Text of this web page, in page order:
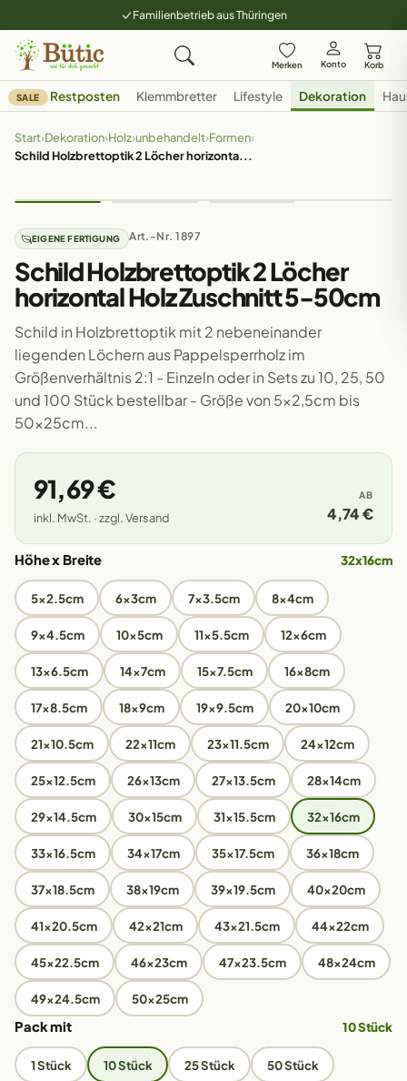
Familienbetrieb aus Thüringen
Merken Konto Korb
SALE Restposten Klemmbretter Lifestyle Dekoration
Start›Dekoration›Holz›unbehandelt›Formen›
Schild Holzbrettoptik 2 Löcher horizonta...
EIGENE FERTIGUNG Art.-Nr. 1897
Schild Holzbrettoptik 2 Löcher
horizontal Holz Zuschnitt 5-50cm
Schild in Holzbrettoptik mit 2 nebeneinander
liegenden Löchern aus Pappelsperrholz im
Größenverhältnis 2:1 - Einzeln oder in Sets zu 10, 25, 50
und 100 Stück bestellbar - Größe von 5x2,5cm bis
50x25cm...
91,69 €
inkl. MwSt. · zzgl. Versand
AB
4,74 €
Höhe x Breite 32x16cm
5x2.5cm 6x3cm 7x3.5cm 8x4cm
9x4.5cm 10x5cm 11x5.5cm 12x6cm
13x6.5cm 14x7cm 15x7.5cm 16x8cm
17x8.5cm 18x9cm 19x9.5cm 20x10cm
21x10.5cm 22x11cm 23x11.5cm 24x12cm
25x12.5cm 26x13cm 27x13.5cm 28x14cm
29x14.5cm 30x15cm 31x15.5cm 32x16cm
33x16.5cm 34x17cm 35x17.5cm 36x18cm
37x18.5cm 38x19cm 39x19.5cm 40x20cm
41x20.5cm 42x21cm 43x21.5cm 44x22cm
45x22.5cm 46x23cm 47x23.5cm 48x24cm
49x24.5cm 50x25cm
Pack mit 10 Stück
1 Stück 10 Stück 25 Stück 50 Stück